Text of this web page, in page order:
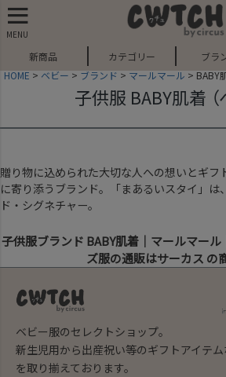
MENU
新商品 カテゴリー ブラ
HOME
ベビー ブランド マールマール BABY
子供服 BABY肌着 （
贈り物に込められた大切な人への想いとギフ
に寄り添うブランド。「まあるいスタイ」は
ド・シグネチャー。
子供服ブランド BABY肌着｜マールマー
ズ服の通販はサーカス の
ベビー服のセレクトショップ。
新生児用から出産祝い等のギフトアイテ
を取り揃えております。